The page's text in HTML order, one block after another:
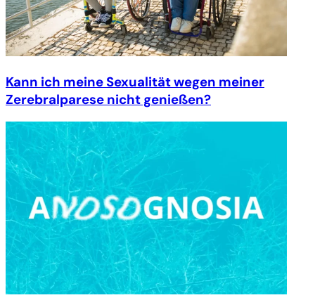
Kann ich meine Sexualität wegen meiner
Zerebralparese nicht genießen?